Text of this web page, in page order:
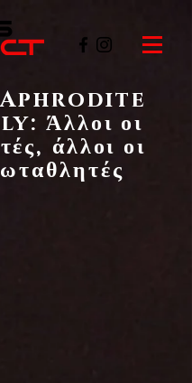
Aphrodite
Άλλοι οι
άλλοι οι